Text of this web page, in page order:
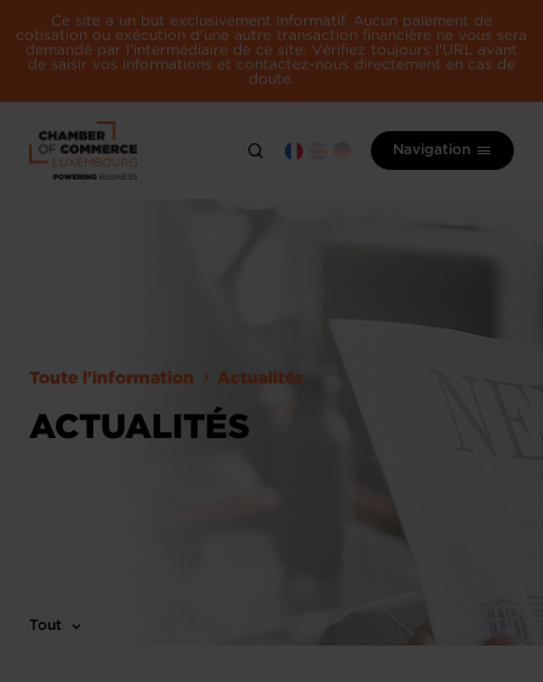
Ce site a un but exclusivement informatif. Aucun paiement de
cotisation ou exécution d'une autre transaction financière ne vous sera
demandé par l'intermédiaire de ce site. Vérifiez toujours l'URL avant
de saisir vos informations et contactez-nous directement en cas de
doute.
Navigation
Toute l'information Actualités
ACTUALITÉS
Tout